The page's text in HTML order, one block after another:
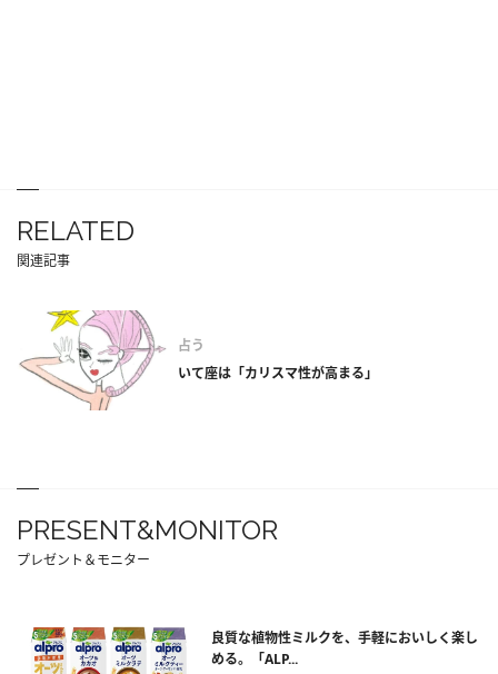
RELATED
関連記事
占う
いて座は「カリスマ性が高まる」
PRESENT&MONITOR
プレゼント＆モニター
良質な植物性ミルクを、手軽においしく楽し
める。「ALP...